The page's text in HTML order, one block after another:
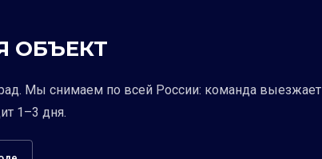
ОБЪЕКТ
Мы снимаем по всей России: команда выезжает
1–3 дня.